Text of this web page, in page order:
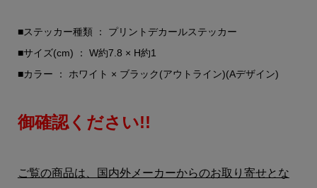
■ステッカー種類 ： プリントデカールステッカー
■サイズ(cm) ： W約7.8 × H約1
■カラー ： ホワイト × ブラック(アウトライン)(Aデザイン)
御確認ください!!
ご覧の商品は、国内外メーカーからのお取り寄せとな